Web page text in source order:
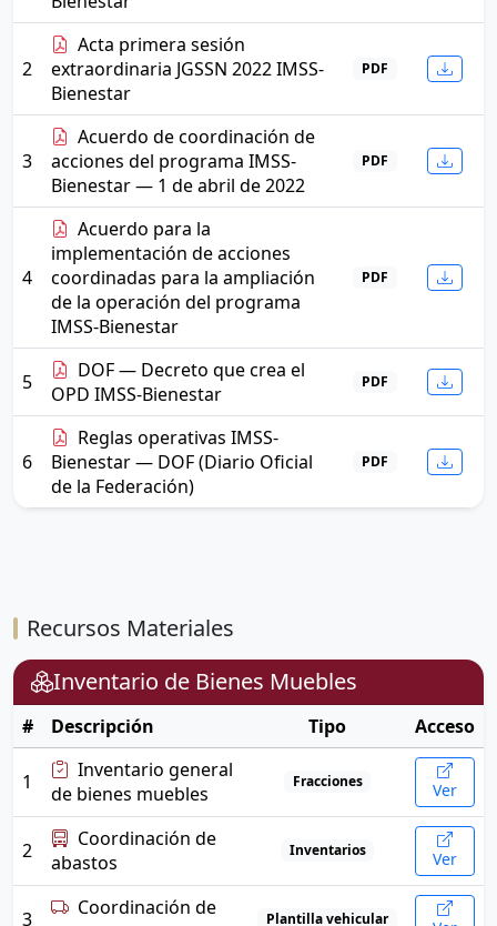
2
Acta primera sesión
extraordinaria JGSSN 2022 IMSS-
Bienestar
PDF
3
Acuerdo de coordinación de
acciones del programa IMSS-
Bienestar — 1 de abril de 2022
PDF
4
Acuerdo para la
implementación de acciones
coordinadas para la ampliación
de la operación del programa
IMSS-Bienestar
PDF
5
DOF — Decreto que crea el
OPD IMSS-Bienestar
PDF
6
Reglas operativas IMSS-
Bienestar — DOF (Diario Oficial
de la Federación)
PDF
Recursos Materiales
Inventario de Bienes Muebles
# Descripción Tipo Acceso
1
Inventario general
de bienes muebles
Fracciones Ver
2
Coordinación de
abastos
Inventarios Ver
3
Coordinación de
Plantilla vehicular